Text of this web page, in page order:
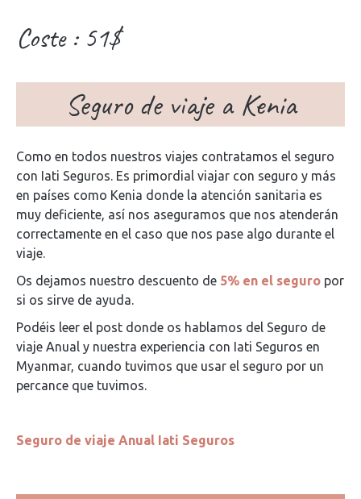
Coste : 51$
Seguro de viaje a Kenia
Como en todos nuestros viajes contratamos el seguro
con Iati Seguros. Es primordial viajar con seguro y más
en países como Kenia donde la atención sanitaria es
muy deficiente, así nos aseguramos que nos atenderán
correctamente en el caso que nos pase algo durante el
viaje.
Os dejamos nuestro descuento de 5% en el seguro por
si os sirve de ayuda.
Podéis leer el post donde os hablamos del Seguro de
viaje Anual y nuestra experiencia con Iati Seguros en
Myanmar, cuando tuvimos que usar el seguro por un
percance que tuvimos.
Seguro de viaje Anual Iati Seguros